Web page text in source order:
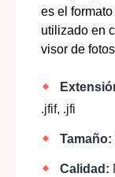
es el
utilizado en
visor de
.jfif, .jfi
Tamaño:
Calidad: